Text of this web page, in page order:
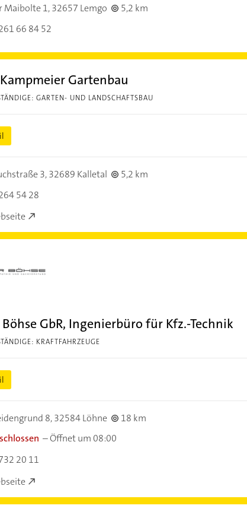
Maibolte 1,32657 Lemgo
5,2 km
66 84 52
Gartenbau
GARTEN- UND LANDSCHAFTSBAU
3,32689 Kalletal
5,2 km
54 28
GbR, Ingenierbüro für Kfz.-Technik
KRAFTFAHRZEUGE
8,32584 Löhne
18 km
–Öffnet um 08:00
20 11